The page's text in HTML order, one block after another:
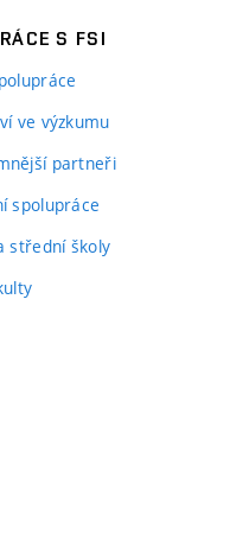
S FSI
ve výzkumu
partneři
spolupráce
střední školy